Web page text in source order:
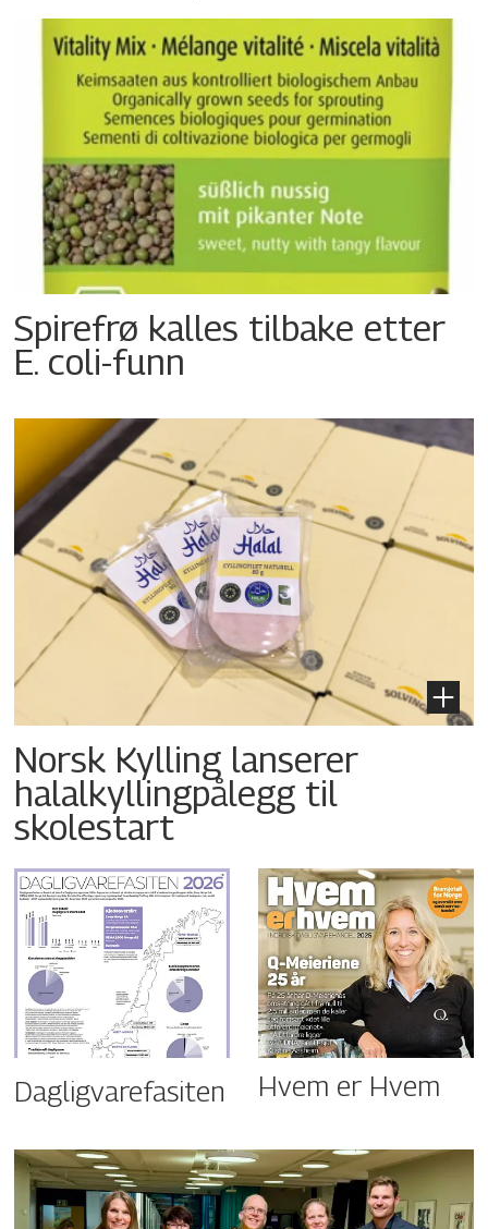
Spirefrø kalles tilbake etter
E. coli-funn
Norsk Kylling lanserer
halalkyllingpålegg til
skolestart
Dagligvarefasiten Hvem er Hvem